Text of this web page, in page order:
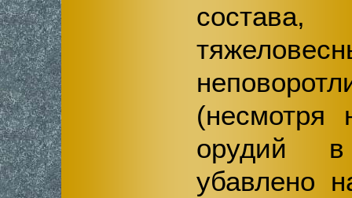
(несмотря
орудий
убавлено